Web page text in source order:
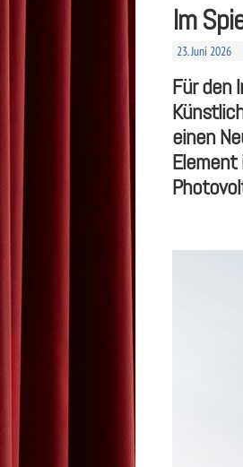
Im
23. Juni 2026
Für den
einen